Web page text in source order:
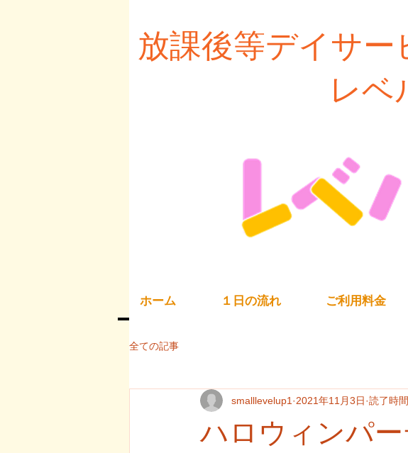
放課後等デイサー
レベル
ホーム １日の流れ ご利用料金
全ての記事
ハロウィンパ
smalllevelup1 2021年11月3日 読了時